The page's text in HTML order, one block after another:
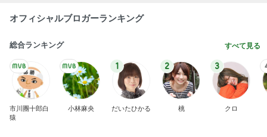
オフィシャルブロガーランキング
総合ランキング すべて見る
市川團十郎白
猿
小林麻央
1
だいたひかる
2
桃
3
クロ